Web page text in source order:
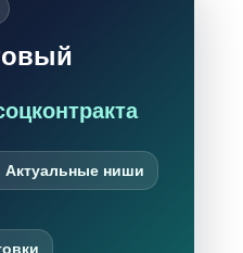
Актуальные ниши